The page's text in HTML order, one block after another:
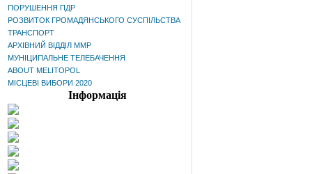
ПОРУШЕННЯ ПДР
РОЗВИТОК ГРОМАДЯНСЬКОГО СУСПІЛЬСТВА
ТРАНСПОРТ
АРХІВНИЙ ВІДДІЛ ММР
МУНІЦИПАЛЬНЕ ТЕЛЕБАЧЕННЯ
ABOUT MELITOPOL
МІСЦЕВІ ВИБОРИ 2020
Інформація